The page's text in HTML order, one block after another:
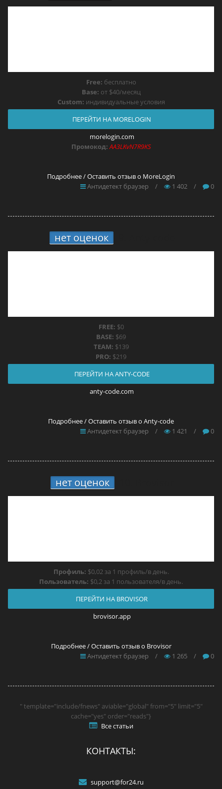
Free: бесплатно
Base: от $40/месяц
Custom: индивидуальные условия
ПЕРЕЙТИ НА MORELOGIN
morelogin.com
Промокод:AA3LKvN7R9KS
Подробнее / Оставить отзыв о MoreLogin
Антидетект браузер
/ 1 402 / 0
нет оценок
FREE: $0
BASE: $69
TEAM: $139
PRO: $219
ПЕРЕЙТИ НА ANTY-CODE
anty-code.com
Подробнее / Оставить отзыв о Anty-code
Антидетект браузер
/ 1 421 / 0
нет оценок
Профиль: $0,02 за 1 профиль/в день.
Пользователь: $0,2 за 1 пользователя/в день.
ПЕРЕЙТИ НА BROVISOR
brovisor.app
Подробнее / Оставить отзыв о Brovisor
Антидетект браузер
/ 1 265 / 0
" template="include/fnews" aviable="global" from="5" limit="5"
cache="yes" order="reads"}
Все статьи
КОНТАКТЫ:
support@for24.ru